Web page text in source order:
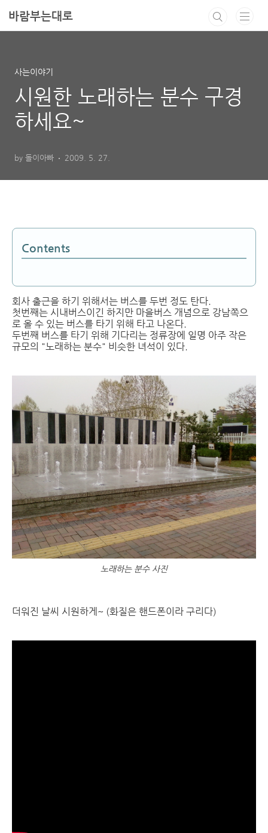
바람부는대로
사는이야기
시원한 노래하는 분수 구경
하세요~
by 돌이아빠 2009. 5. 27.
Contents
회사 출근을 하기 위해서는 버스를 두번 정도 탄다.
첫번째는 시내버스이긴 하지만 마을버스 개념으로 강남쪽으
로 올 수 있는 버스를 타기 위해 타고 나온다.
두번째 버스를 타기 위해 기다리는 정류장에 일명 아주 작은
규모의 "노래하는 분수" 비슷한 녀석이 있다.
노래하는 분수 사진
더워진 날씨 시원하게~ (화질은 핸드폰이라 구리다)